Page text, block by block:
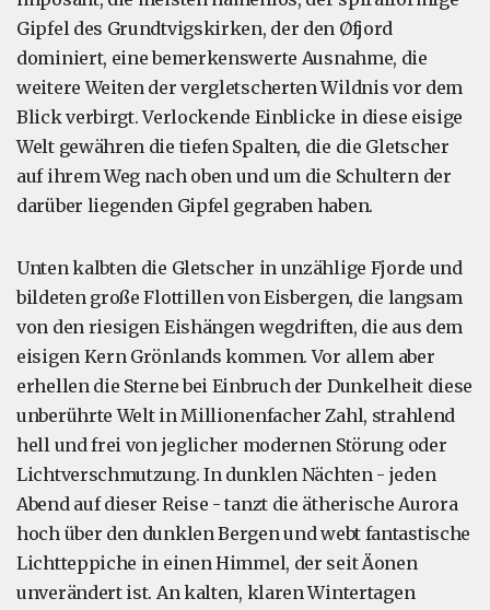
Gipfel des Grundtvigskirken, der den Øfjord
dominiert, eine bemerkenswerte Ausnahme, die
weitere Weiten der vergletscherten Wildnis vor dem
Blick verbirgt. Verlockende Einblicke in diese eisige
Welt gewähren die tiefen Spalten, die die Gletscher
auf ihrem Weg nach oben und um die Schultern der
darüber liegenden Gipfel gegraben haben.
Unten kalbten die Gletscher in unzählige Fjorde und
bildeten große Flottillen von Eisbergen, die langsam
von den riesigen Eishängen wegdriften, die aus dem
eisigen Kern Grönlands kommen. Vor allem aber
erhellen die Sterne bei Einbruch der Dunkelheit diese
unberührte Welt in Millionenfacher Zahl, strahlend
hell und frei von jeglicher modernen Störung oder
Lichtverschmutzung. In dunklen Nächten - jeden
Abend auf dieser Reise - tanzt die ätherische Aurora
hoch über den dunklen Bergen und webt fantastische
Lichtteppiche in einen Himmel, der seit Äonen
unverändert ist. An kalten, klaren Wintertagen